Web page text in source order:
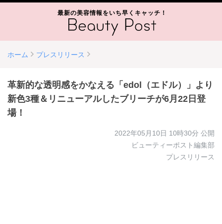
最新の美容情報をいち早くキャッチ！
ホーム プレスリリース
革新的な透明感をかなえる「edol（エドル）」より
新色3種＆リニューアルしたブリーチが6月22日登
場！
2022年05月10日 10時30分 公開
ビューティーポスト編集部
プレスリリース